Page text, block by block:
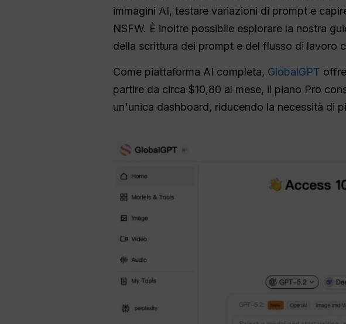
immagini AI, testare variazioni di prompt e
NSFW. È inoltre possibile esplorare la nostra
della scrittura dei prompt e del flusso di lavoro
Come piattaforma AI completa, GlobalGPT
partire da circa $10,80 al mese, il piano Pro
un'unica dashboard, riducendo la necessità di